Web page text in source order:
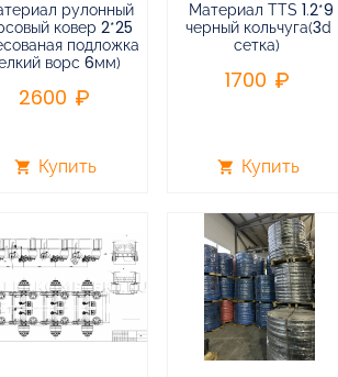
рулонный
ковер 2*25
подложка
ворс 6мм)
2600
shopping_cart Купить
Материал TTS 1.2*9
черный кольчуга(3d
сетка)
1700
shopping_cart Купить